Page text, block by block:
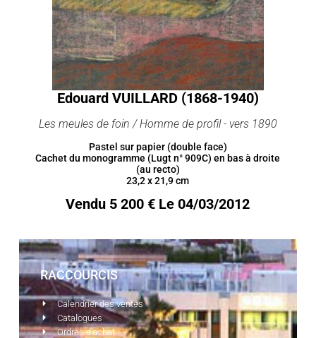
Edouard VUILLARD (1868-1940)
Les meules de foin / Homme de profil - vers 1890
Pastel sur papier (double face)
Cachet du monogramme (Lugt n° 909C) en bas à droite
(au recto)
23,2 x 21,9 cm
Vendu 5 200 € Le 04/03/2012
RACCOURCIS
Calendrier des ventes
Catalogues
Ordres d'achat